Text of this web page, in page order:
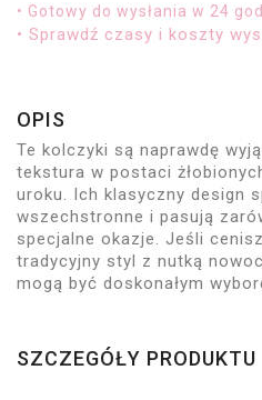
• Gotowy do wysłania w 24
• Sprawdź czasy i koszty
OPIS
Te kolczyki są naprawdę
tekstura w postaci
uroku. Ich klasyczny design
wszechstronne i pasują
specjalne okazje. Jeśli
tradycyjny styl z nutką
mogą być doskonałym
SZCZEGÓŁY PRODUKTU